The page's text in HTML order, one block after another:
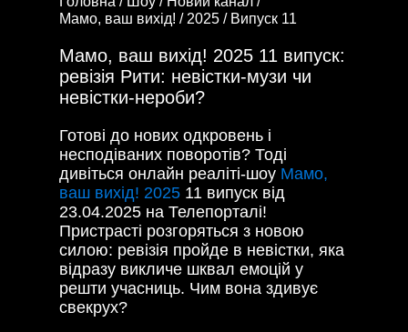
Мамо, ваш вихід! / 2025 / Випуск 11
Мамо, ваш вихід! 2025 11 випуск:
ревізія Рити: невістки-музи чи
невістки-нероби?
Готові до нових одкровень і
несподіваних поворотів? Тоді
дивіться онлайн реаліті-шоу Мамо,
ваш вихід! 2025 11 випуск від
23.04.2025 на Телепорталі!
Пристрасті розгоряться з новою
силою: ревізія пройде в невістки, яка
відразу викличе шквал емоцій у
решти учасниць. Чим вона здивує
свекрух?